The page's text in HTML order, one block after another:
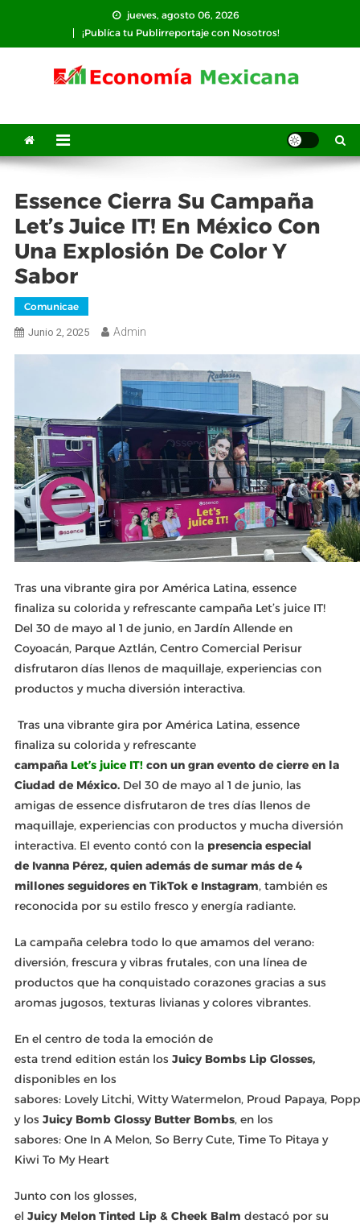
contenido
jueves, agosto 06, 2026
¡Publíca tu Publirreportaje con Nosotros!
Essence Cierra Su Campaña
Let’s Juice IT! En México Con
Una Explosión De Color Y
Sabor
Comunicae
Junio 2, 2025 Admin
Tras una vibrante gira por América Latina, essence
finaliza su colorida y refrescante campaña Let’s juice IT!
Del 30 de mayo al 1 de junio, en Jardín Allende en
Coyoacán, Parque Aztlán, Centro Comercial Perisur
disfrutaron días llenos de maquillaje, experiencias con
productos y mucha diversión interactiva.
Tras una vibrante gira por América Latina, essence
finaliza su colorida y refrescante
campaña Let’s juice IT! con un gran evento de cierre en la
Ciudad de México.Del 30 de mayo al 1 de junio, las
amigas de essence disfrutaron de tres días llenos de
maquillaje, experiencias con productos y mucha diversión
interactiva. El evento contó con la presencia especial
de Ivanna Pérez, quien además de sumar más de 4
millones seguidores en TikTok e Instagram, también es
reconocida por su estilo fresco y energía radiante.
La campaña celebra todo lo que amamos del verano:
diversión, frescura y vibras frutales, con una línea de
productos que ha conquistado corazones gracias a sus
aromas jugosos, texturas livianas y colores vibrantes.
En el centro de toda la emoción de
esta trend edition están los Juicy Bombs Lip Glosses,
disponibles en los
sabores: Lovely Litchi, Witty Watermelon, Proud Papaya,
y los Juicy Bomb Glossy Butter Bombs, en los
sabores: One In A Melon, So Berry Cute, Time To Pitaya y
Kiwi To My Heart
Junto con los glosses,
el Juicy Melon Tinted Lip & Cheek Balm destacó por su